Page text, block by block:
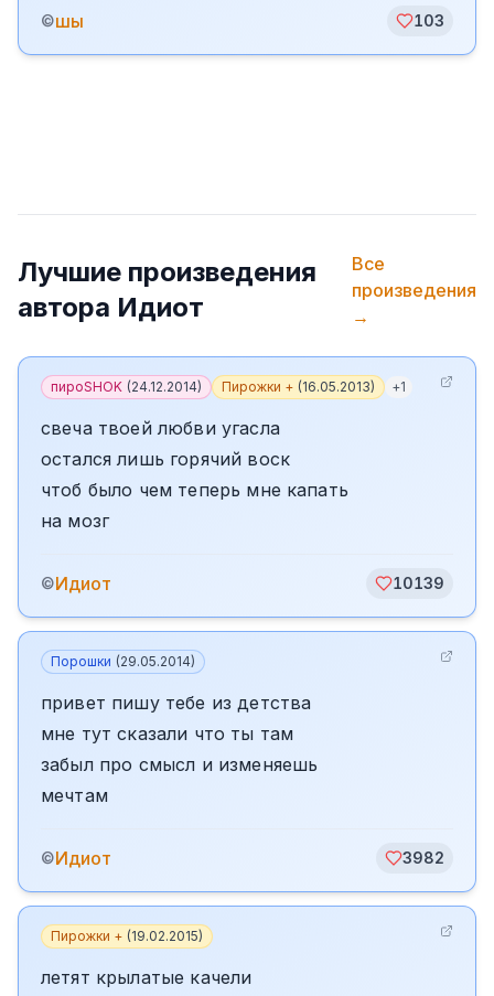
©шы 103
Лучшие произведения
автора Идиот
Все
произведения
→
пироSHOK (24.12.2014) Пирожки + (16.05.2013) +1
свеча твоей любви угасла
остался лишь горячий воск
чтоб было чем теперь мне капать
на мозг
©Идиот 10139
Порошки (29.05.2014)
привет пишу тебе из детства
мне тут сказали что ты там
забыл про смысл и изменяешь
мечтам
©Идиот 3982
Пирожки + (19.02.2015)
летят крылатые качели